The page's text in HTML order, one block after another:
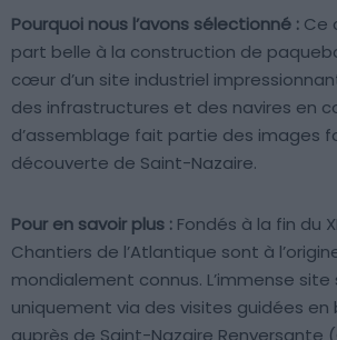
Pourquoi nous l’avons sélectionné : Ce
part belle à la construction de
cœur d’un site industriel
des infrastructures et des navires en
d’assemblage fait partie des images
découverte de Saint-Nazaire.
Pour en savoir plus : Fondés à la fin du
Chantiers de l’Atlantique sont à
mondialement connus. L’immense site
uniquement via des visites guidées en
auprès de Saint-Nazaire Renversante